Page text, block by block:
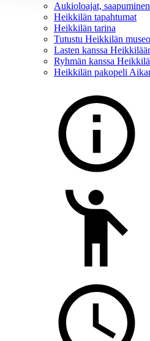
Aukioloajat,
Heikkilän tapahtumat
Heikkilän tarina
Tutustu Heikkilän
Lasten kanssa
Ryhmän kanssa
Heikkilän pakopeli